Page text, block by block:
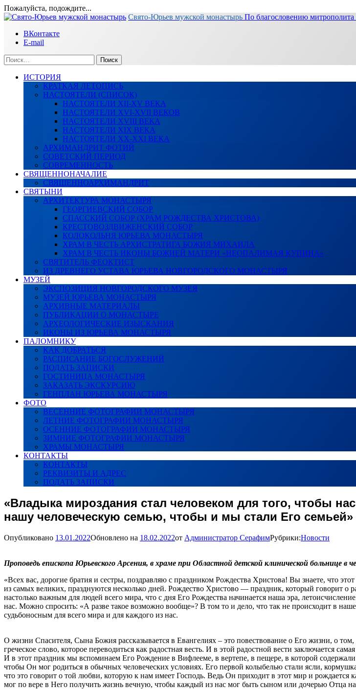
Пожалуйста, подождите...
Перейти
содержимому
Свято-Юрьев мужской монастырь По благословению митрополита
ВКонтакте
E-mail
Найти:
ИСТОРИЯ
КРАТКАЯ ЛЕТОПИСЬ
НАСТОЯТЕЛИ (СПИСОК)
НАСТОЯТЕЛИ XII-XV ВЕКА
НАСТОЯТЕЛИ XVI-XVII ВЕКОВ
НАСТОЯТЕЛИ XVIII ВЕКА
НАСТОЯТЕЛИ XIX ВЕКА
НАСТОЯТЕЛИ XX-XXI ВЕКА
АРХИМАНДРИТ ФОТИЙ
СОВЕТСКИЙ ПЕРИОД
СОВРЕМЕННОСТЬ
СВЯЩЕННОНАЧАЛИЕ
СВЯЩЕННОАРХИМАНДРИТ
СВЯТЫНИ
АРХИТЕКТУРА МОНАСТЫРЯ
ГЕОРГИЕВСКИЙ СОБОР
СПАССКИЙ СОБОР (ХРАМ РОЖДЕСТВА ХРИСТОВА)
КРЕСТОВОЗДВИЖЕНСКИЙ СОБОР
КОЛОКОЛЬНЯ ЮРЬЕВА МОНАСТЫРЯ
ХРАМ В ЧЕСТЬ АРХИСТРАТИГА БОЖИЯ МИХАИЛА
ХРАМ В ЧЕСТЬ ИКОНЫ БОЖИЕЙ МАТЕРИ «НЕОПАЛИМАЯ КУПИНА»
СВЯТИТЕЛЬ ФЕОКТИСТ
ИЗ ДРЕВНЕГО УСТАВА ЮРЬЕВА НОВГОРОДСКОГО МОНАСТЫРЯ
МУЗЕЙ
ЭКСПОЗИЦИЯ НОВГОРОДСКОГО МУЗЕЯ
МУЗЕЙ ЮРЬЕВА МОНАСТЫРЯ
АРХИВНЫЕ МАТЕРИАЛЫ
ПУБЛИКАЦИИ О МОНАСТЫРЕ
АРХЕОЛОГИЧЕСКИЕ ИЗЫСКАНИЯ
ИКОНЫ ИЗ ЮРЬЕВА МОНАСТЫРЯ
ПАЛОМНИКУ
КАК ДОБРАТЬСЯ
РАСПИСАНИЕ БОГОСЛУЖЕНИЙ
ПОДАТЬ ЗАПИСКИ
ГОСТИНИЦА МОНАСТЫРЯ
ЗАКАЗАТЬ ЭКСКУРСИЮ
ГЕНПЛАН ЮРЬЕВА МОНАСТЫРЯ
ФОТО
ВЕСЕННИЕ ФОТОГРАФИИ МОНАСТЫРЯ
ЛЕТНИЕ ФОТОГРАФИИ МОНАСТЫРЯ
ОСЕННИЕ ФОТОГРАФИИ МОНАСТЫРЯ
ЗИМНИЕ ФОТОГРАФИИ МОНАСТЫРЯ
ХРАМЫ МОНАСТЫРЯ
КОНТАКТЫ
КОНТАКТЫ
РЕКВИЗИТЫ И АДРЕС
ПОДАТЬ ЗАПИСКИ
«Владыка мироздания стал человеком для того, чтобы
нашу человеческую семью, чтобы и мы стали Его семьей»
Опубликовано 13.01.2022Обновлено на 18.02.2022от Администратор СерафимРубрики:Новости
Проповедь епископа Юрьевского Арсения, в храме при Областной детской клинической
«Всех вас, дорогие братия и сестры, поздравляю с праздником Рождества Христова! Вы знаете, что
из самых великих, празднуются несколько дней. Рождество Христово — праздник, который говорит
настолько важным для людей всего мира, что с дня Его Рождества начинается наша эра,
нас. Можно спросить: «А разве такое возможно вообще»? В том то и дело, что так не происходит в
судьбоносным для всего мира и для каждого из нас.
О жизни Спасителя, Сына Божия рассказывается в Евангелиях – это повествование о Его жизни, о
греческое слово, которое переводиться как радостная весть. И в этой радостной вести заключается
И в этот праздник мы вспоминаем Его Рождение в Вифлееме, в вертепе, в пещере, в которой
чтобы Он мог родиться в обычных человеческих условиях. Его первой колыбелью стали ясли,
что это говорит о той любви, которую к нам имеет Господь. Ведь Он приходит в этот мир и рождается
мог по вере в Него получить жизнь вечную, чтобы каждый из нас мог быть сыном или дочерью Отца